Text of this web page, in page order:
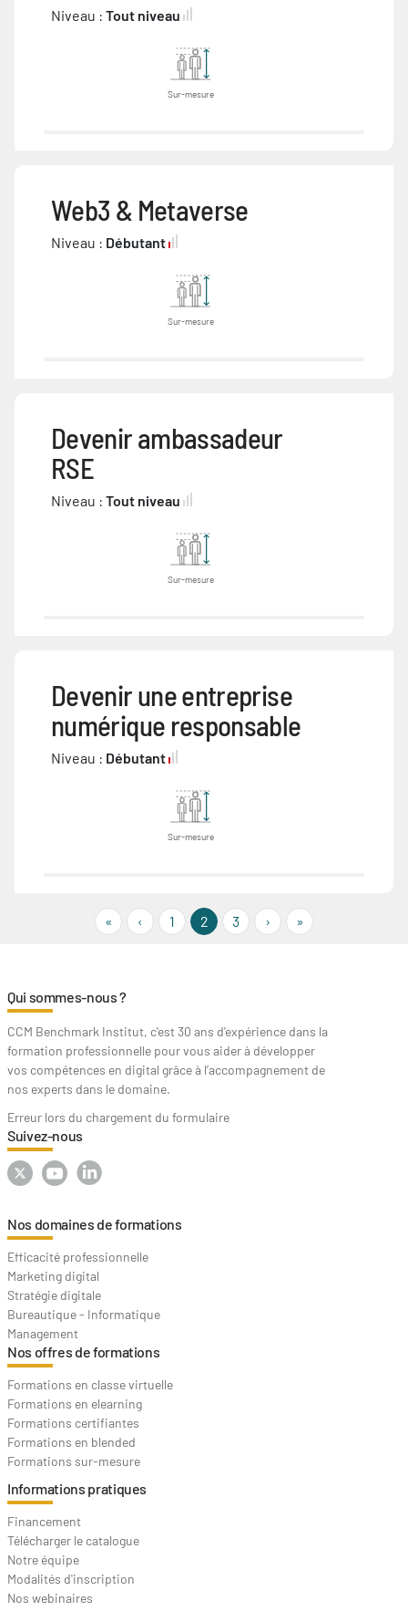
Niveau : Tout niveau
Sur-mesure
Web3 & Metaverse
Niveau : Débutant
Sur-mesure
Devenir ambassadeur
RSE
Niveau : Tout niveau
Sur-mesure
Devenir une entreprise
numérique responsable
Niveau : Débutant
Sur-mesure
« « First
‹ ‹‹ 1 2 3 › ›› »Last »
Qui sommes-nous ?
CCM Benchmark Institut, c'est 30 ans d'expérience dans la
formation professionnelle pour vous aider à développer
vos compétences en digital grâce à l’accompagnement de
nos experts dans le domaine.
Erreur lors du chargement du formulaire
Suivez-nous
Nos domaines de formations
Efficacité professionnelle
Marketing digital
Stratégie digitale
Bureautique - Informatique
Management
Nos offres de formations
Formations en classe virtuelle
Formations en elearning
Formations certifiantes
Formations en blended
Formations sur-mesure
Informations pratiques
Financement
Télécharger le catalogue
Notre équipe
Modalités d'inscription
Nos webinaires